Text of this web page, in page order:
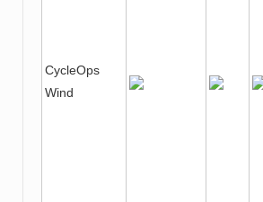
CycleOps
Wind